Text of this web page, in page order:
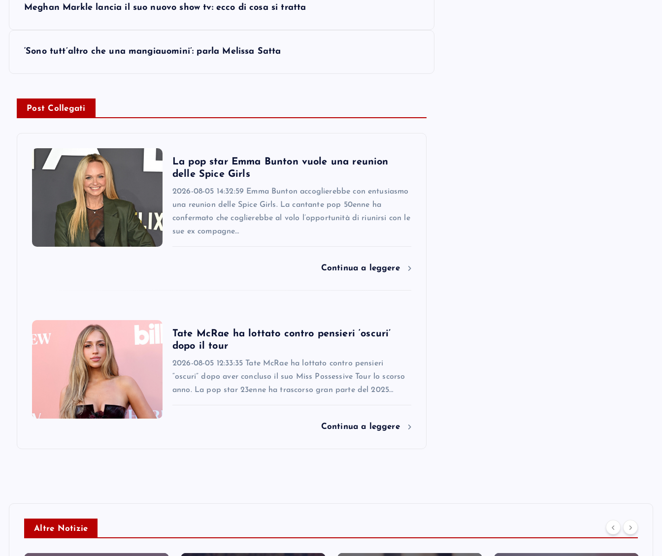
Meghan Markle lancia il suo nuovo show tv: ecco di cosa si tratta
‘Sono tutt’altro che una mangiauomini’: parla Melissa Satta
Post Collegati
La pop star Emma Bunton vuole una reunion
delle Spice Girls
2026-08-05 14:32:59 Emma Bunton accoglierebbe con entusiasmo
una reunion delle Spice Girls. La cantante pop 50enne ha
confermato che coglierebbe al volo l’opportunità di riunirsi con le
sue ex compagne…
Continua a leggere
Tate McRae ha lottato contro pensieri ‘oscuri’
dopo il tour
2026-08-05 12:33:35 Tate McRae ha lottato contro pensieri
“oscuri” dopo aver concluso il suo Miss Possessive Tour lo scorso
anno. La pop star 23enne ha trascorso gran parte del 2025…
Continua a leggere
Altre Notizie